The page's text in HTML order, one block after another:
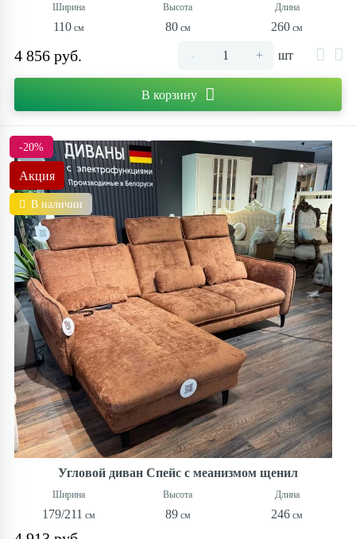
110 80 260
4 856 руб. - + шт
В корзину
-20%
Акция
В наличии
Угловой диван Спейс с меанизмом щенил
179/211 89 246